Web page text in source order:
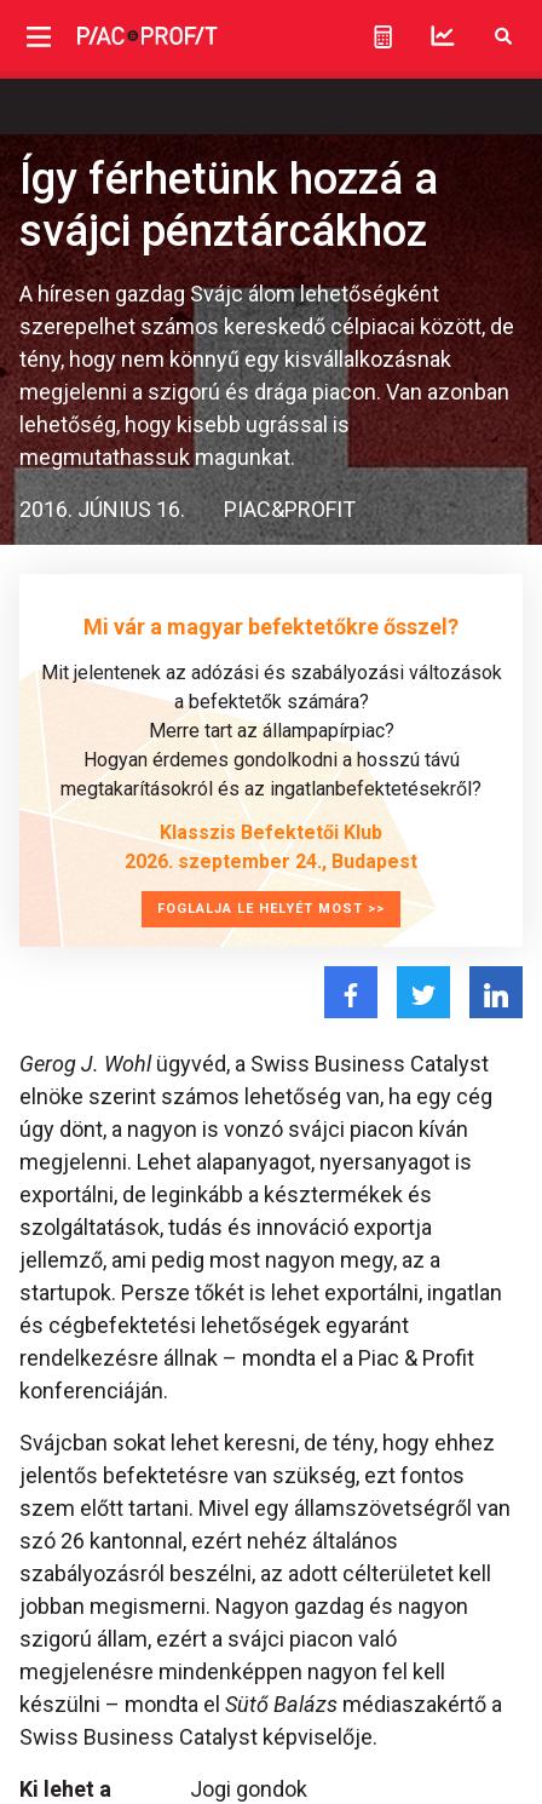
Így férhetünk hozzá a
svájci pénztárcákhoz
A híresen gazdag Svájc álom lehetőségként
szerepelhet számos kereskedő célpiacai között, de
tény, hogy nem könnyű egy kisvállalkozásnak
megjelenni a szigorú és drága piacon. Van azonban
lehetőség, hogy kisebb ugrással is
megmutathassuk magunkat.
2016. JÚNIUS 16. PIAC&PROFIT
Mi vár a magyar befektetőkre ősszel?
Mit jelentenek az adózási és szabályozási változások
a befektetők számára?
Merre tart az állampapírpiac?
Hogyan érdemes gondolkodni a hosszú távú
megtakarításokról és az ingatlanbefektetésekről?
Klasszis Befektetői Klub
2026. szeptember 24., Budapest
FOGLALJA LE HELYÉT MOST >>
Gerog J. Wohlügyvéd, a Swiss Business Catalyst
elnöke szerint számos lehetőség van, ha egy cég
úgy dönt, a nagyon is vonzó svájci piacon kíván
megjelenni. Lehet alapanyagot, nyersanyagot is
exportálni, de leginkább a késztermékek és
szolgáltatások, tudás és innováció exportja
jellemző, ami pedig most nagyon megy, az a
startupok. Persze tőkét is lehet exportálni, ingatlan
és cégbefektetési lehetőségek egyaránt
rendelkezésre állnak – mondta el a Piac & Profit
konferenciáján.
Svájcban sokat lehet keresni, de tény, hogy ehhez
jelentős befektetésre van szükség, ezt fontos
szem előtt tartani. Mivel egy államszövetségről van
szó 26 kantonnal, ezért nehéz általános
szabályozásról beszélni, az adott célterületet kell
jobban megismerni. Nagyon gazdag és nagyon
szigorú állam, ezért a svájci piacon való
megjelenésre mindenképpen nagyon fel kell
készülni – mondta el Sütő Balázs médiaszakértő a
Swiss Business Catalyst képviselője.
Jogi gondok
Ki lehet a